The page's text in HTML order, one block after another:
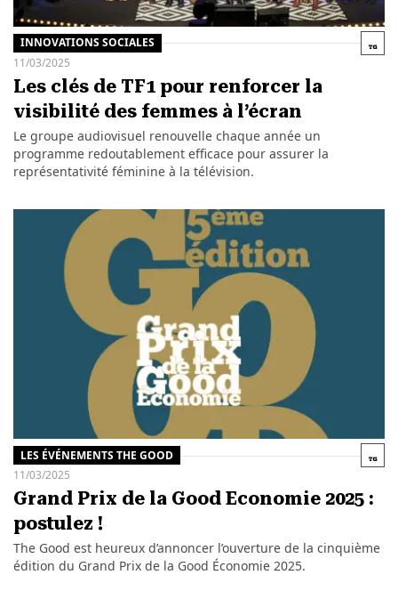
INNOVATIONS SOCIALES
11/03/2025
Les clés de TF1 pour renforcer la
visibilité des femmes à l’écran
Le groupe audiovisuel renouvelle chaque année un
programme redoutablement efficace pour assurer la
représentativité féminine à la télévision.
LES ÉVÉNEMENTS THE GOOD
11/03/2025
Grand Prix de la Good Economie 2025 :
postulez !
The Good est heureux d’annoncer l’ouverture de la cinquième
édition du Grand Prix de la Good Économie 2025.